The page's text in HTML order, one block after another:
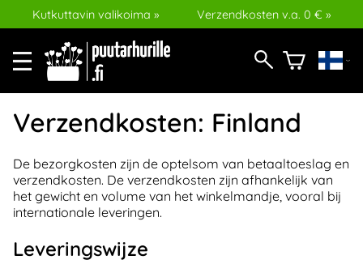
Kutkuttavin valikoima » Verzendkosten v.a. 0 € »
Verzendkosten: Finland
De bezorgkosten zijn de optelsom van betaaltoeslag en
verzendkosten. De verzendkosten zijn afhankelijk van
het gewicht en volume van het winkelmandje, vooral bij
internationale leveringen.
Leveringswijze